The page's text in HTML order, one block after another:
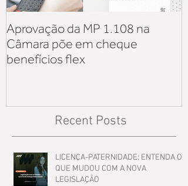
Aprovação da MP 1.108 na
Câmara põe em cheque
benefícios flex
Recent Posts
LICENÇA-PATERNIDADE: ENTENDA O
QUE MUDOU COM A NOVA
LEGISLAÇÃO